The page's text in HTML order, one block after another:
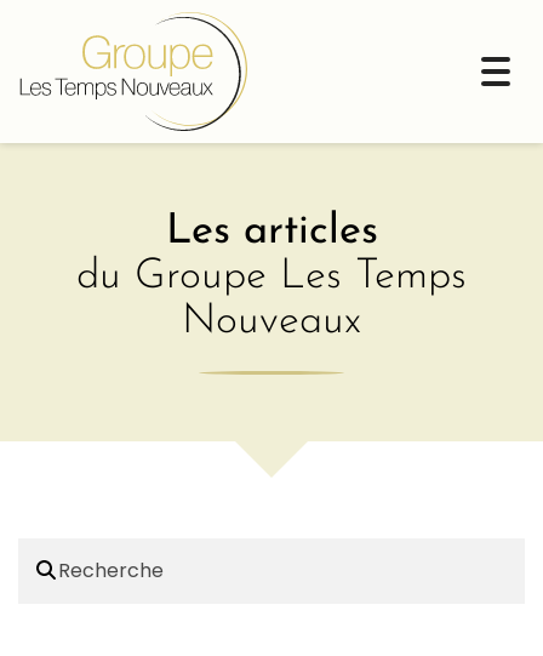
Les articles
du Groupe Les Temps
Nouveaux